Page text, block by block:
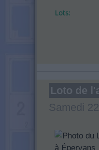
Lots:
Loto de
Samedi